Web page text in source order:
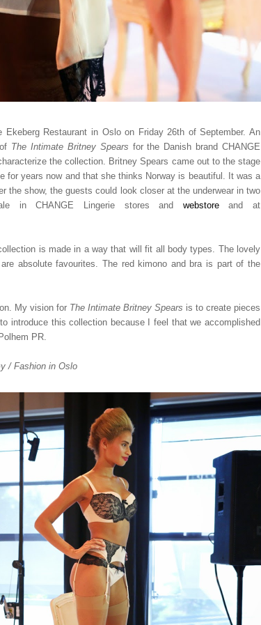
Restaurant in Oslo on Friday 26th of September. An
The Intimate Britney Spears for the Danish brand CHANGE
the collection. Britney Spears came out to the stage
for years now and that she thinks Norway is beautiful. It was a
the show, the guests could look closer at the underwear in two
in CHANGE Lingerie stores and webstoreand at
is made in a way that will fit all body types. The lovely
absolute favourites. The red kimono and bra is part of the
My vision for The Intimate Britney Spears is to create pieces
introduce this collection because I feel that we accomplished
PR.
/ Fashion in Oslo